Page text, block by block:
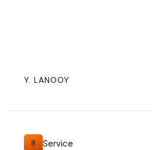
Y. LANOOY
8 Service